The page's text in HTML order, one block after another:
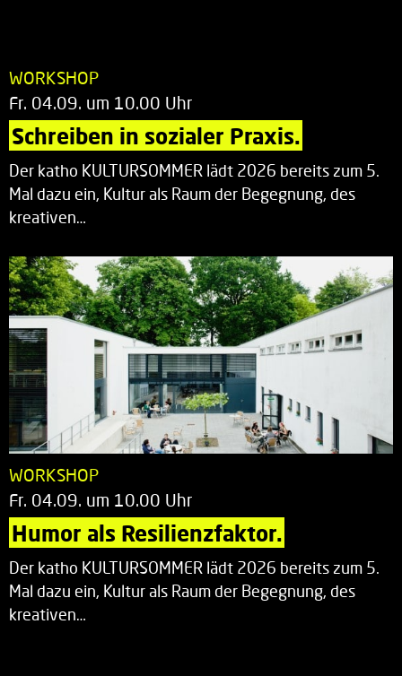
WORKSHOP
Fr. 04.09. um 10.00 Uhr
Schreiben in sozialer Praxis.
Der katho KULTURSOMMER lädt 2026 bereits zum 5.
Mal dazu ein, Kultur als Raum der Begegnung, des
kreativen…
WORKSHOP
Fr. 04.09. um 10.00 Uhr
Humor als Resilienzfaktor.
Der katho KULTURSOMMER lädt 2026 bereits zum 5.
Mal dazu ein, Kultur als Raum der Begegnung, des
kreativen…